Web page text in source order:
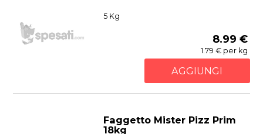
5 Kg
8.99 €
1.79 € per kg
AGGIUNGI
Faggetto Mister Pizz Prim
18kg